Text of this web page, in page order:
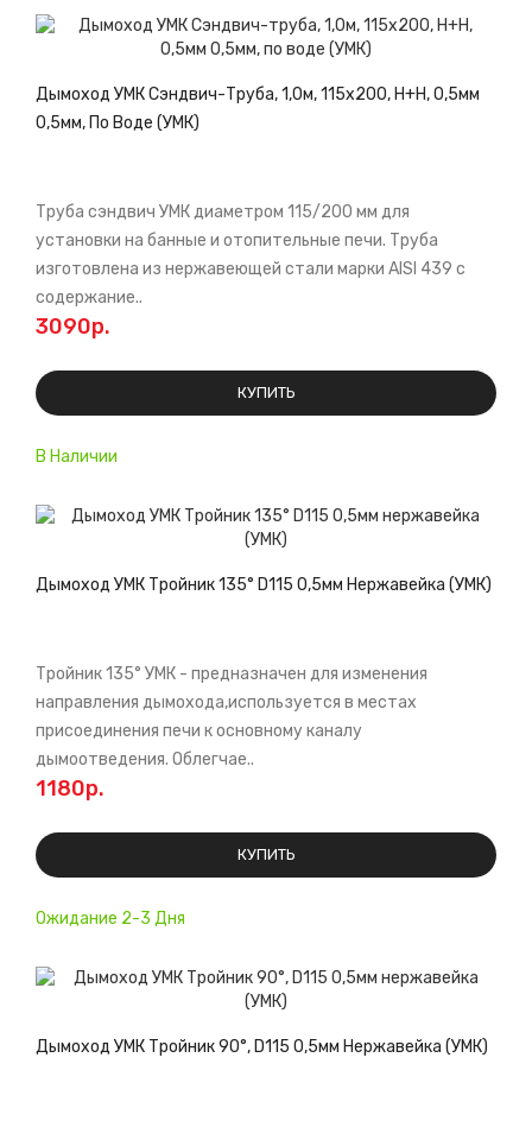
В Наличии
Дымоход УМК Сэндвич-Труба, 1,0м, 115х200, Н+Н, 0,5мм
0,5мм, По Воде (УМК)
Труба сэндвич УМК диаметром 115/200 мм для
установки на банные и отопительные печи. Труба
изготовлена из нержавеющей стали марки AISI 439 с
содержание..
3090р.
КУПИТЬ
Ожидание 2-3 Дня
Дымоход УМК Тройник 135° D115 0,5мм Нержавейка (УМК)
Тройник 135° УМК - предназначен для изменения
направления дымохода,используется в местах
присоединения печи к основному каналу
дымоотведения. Облегчае..
1180р.
КУПИТЬ
Дымоход УМК Тройник 90°, D115 0,5мм Нержавейка (УМК)